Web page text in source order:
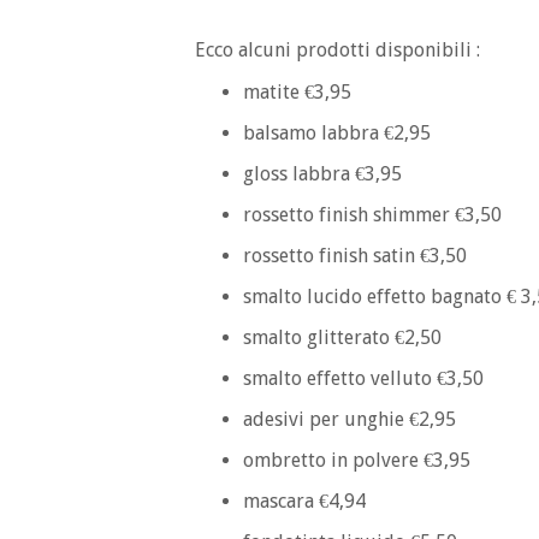
Ecco alcuni prodotti disponibili :
matite €3,95
balsamo labbra €2,95
gloss labbra €3,95
rossetto finish shimmer €3,50
rossetto finish satin €3,50
smalto lucido effetto bagnato €
smalto glitterato €2,50
smalto effetto velluto €3,50
adesivi per unghie €2,95
ombretto in polvere €3,95
mascara €4,94